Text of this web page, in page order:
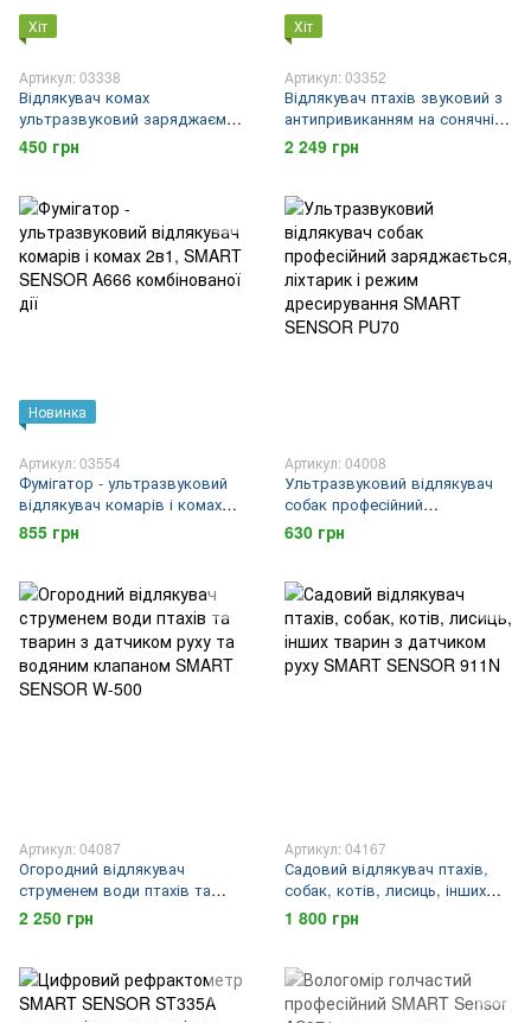
Хіт
Артикул: 03338
Відлякувач комах
ультразвуковий заряджаємий
SMART SENSOR AR777
технологія стрибаючої
450 грн
Хіт
Артикул: 03352
Відлякувач птахів звуковий з
антипривиканням на сонячній
батареї + фізичне
відлякування SMART SENSOR
2 249 грн
Новинка
Артикул: 03554
Фумігатор - ультразвуковий
відлякувач комарів і комах
2в1, SMART SENSOR A666
комбінованої дії
855 грн
Артикул: 04008
Ультразвуковий відлякувач
собак професійний
заряджається, ліхтарик і
режим дресирування SMART
630 грн
Артикул: 04087
Огородний відлякувач
струменем води птахів та
тварин з датчиком руху та
водяним клапаном SMART
2 250 грн
Артикул: 04167
Садовий відлякувач птахів,
собак, котів, лисиць, інших
тварин з датчиком руху
SMART SENSOR 911N
1 800 грн